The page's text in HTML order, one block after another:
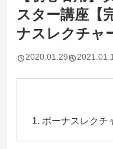
スター講座【
ナスレクチャ
2020.01.29
ボーナスレクチ